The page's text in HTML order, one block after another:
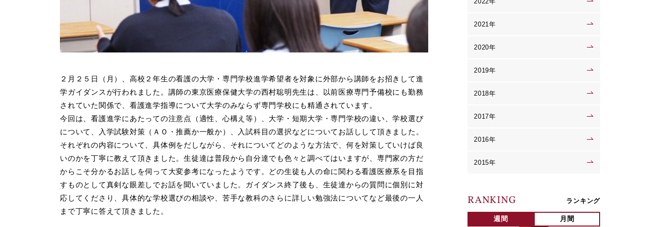
２月２５日（月）、高校２年生の看護の大学・専門学校進学希望者を対象に外部から講師をお招きして進
学ガイダンスが行われました。講師の東京医療保健大学の西村聡明先生は、以前医療専門予備校にも勤務
されていた関係で、看護進学指導について大学のみならず専門学校にも精通されています。
今回は、看護進学にあたっての注意点（適性、心構え等）、大学・短期大学・専門学校の違い、学校選び
について、入学試験対策（ＡＯ・推薦か一般か）、入試科目の選択などについてお話しして頂きました。
それぞれの内容について、具体例をだしながら、それについてどのような方法で、何を対策していけば良
いのかを丁寧に教えて頂きました。生徒達は普段から自分達でも色々と調べてはいますが、専門家の方だ
からこそ分かるお話しを伺って大変参考になったようです。どの生徒も人の命に関わる看護医療系を目指
すものとして真剣な眼差しでお話を聞いていました。ガイダンス終了後も、生徒達からの質問に個別に対
応してくださり、具体的な学校選びの相談や、苦手な教科のさらに詳しい勉強法についてなど最後の一人
まで丁寧に答えて頂きました。
2021年
2020年
2019年
2018年
2017年
2016年
2015年
RANKING ランキング
週間 月間